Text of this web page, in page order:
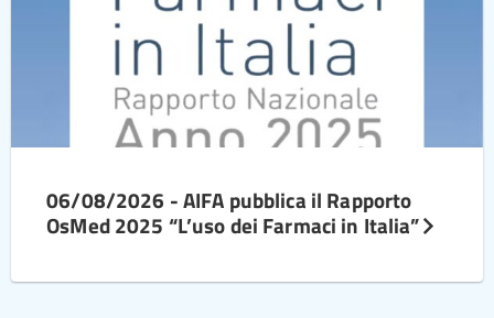
06/08/2026 - AIFA pubblica il Rapporto
OsMed 2025 “L’uso dei Farmaci in Italia”